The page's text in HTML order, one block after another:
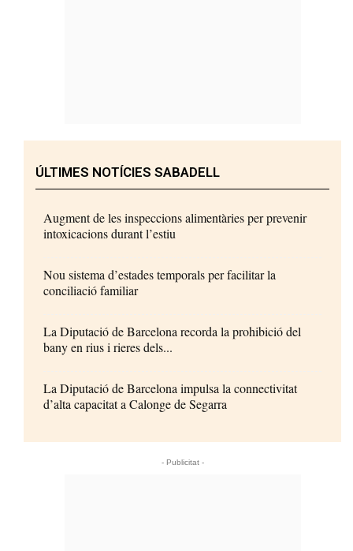
ÚLTIMES NOTÍCIES SABADELL
Augment de les inspeccions alimentàries per prevenir
intoxicacions durant l’estiu
Nou sistema d’estades temporals per facilitar la
conciliació familiar
La Diputació de Barcelona recorda la prohibició del
bany en rius i rieres dels...
La Diputació de Barcelona impulsa la connectivitat
d’alta capacitat a Calonge de Segarra
- Publicitat -